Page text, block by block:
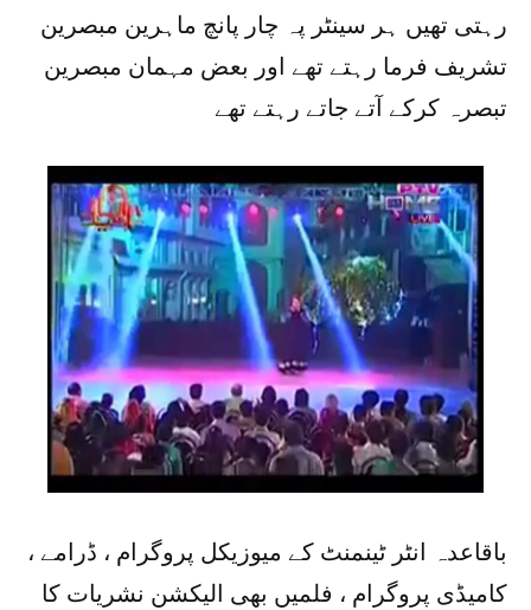
رہتی تھیں ہر سینٹر پہ چار پانچ ماہرین مبصرین
تشریف فرما رہتے تھے اور بعض مہمان مبصرین
تبصرہ کرکے آتے جاتے رہتے تھے
باقاعدہ انٹر ٹینمنٹ کے میوزیکل پروگرام ، ڈرامے ،
کامیڈی پروگرام ، فلمیں بھی الیکشن نشریات کا